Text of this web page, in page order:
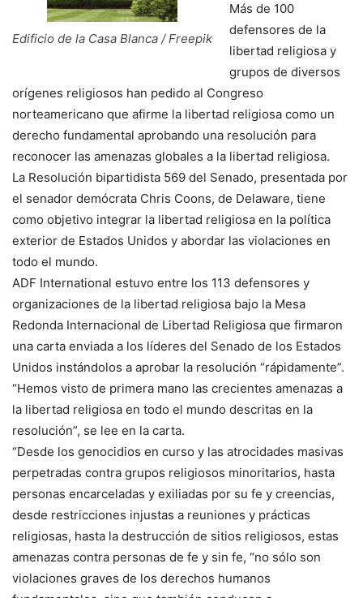
Edificio de la Casa Blanca / Freepik
Más de 100
defensores de la
libertad religiosa y
grupos de diversos
orígenes religiosos han pedido al Congreso
norteamericano que afirme la libertad religiosa como un
derecho fundamental aprobando una resolución para
reconocer las amenazas globales a la libertad religiosa.
La Resolución bipartidista 569 del Senado, presentada por
el senador demócrata Chris Coons, de Delaware, tiene
como objetivo integrar la libertad religiosa en la política
exterior de Estados Unidos y abordar las violaciones en
todo el mundo.
ADF International estuvo entre los 113 defensores y
organizaciones de la libertad religiosa bajo la Mesa
Redonda Internacional de Libertad Religiosa que firmaron
una carta enviada a los líderes del Senado de los Estados
Unidos instándolos a aprobar la resolución “rápidamente”.
“Hemos visto de primera mano las crecientes amenazas a
la libertad religiosa en todo el mundo descritas en la
resolución”, se lee en la carta.
“Desde los genocidios en curso y las atrocidades masivas
perpetradas contra grupos religiosos minoritarios, hasta
personas encarceladas y exiliadas por su fe y creencias,
desde restricciones injustas a reuniones y prácticas
religiosas, hasta la destrucción de sitios religiosos, estas
amenazas contra personas de fe y sin fe, “no sólo son
violaciones graves de los derechos humanos